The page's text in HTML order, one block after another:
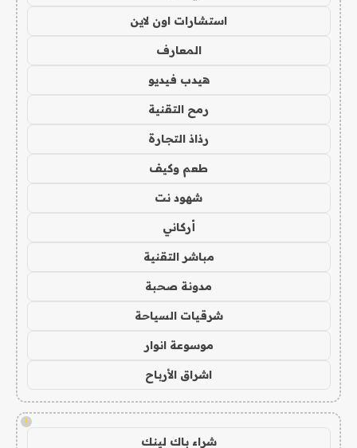
استشارات اون لاين
المعارف
هيدب فيديو
رمح التقنية
رذاذ التجارة
طعم وكيف
شهود نت
أركاني
مباشر التقنية
مدونة صحبة
شرقيات السياحة
موسوعة انوار
اشراق الأرباح
!
شراء باك لينك